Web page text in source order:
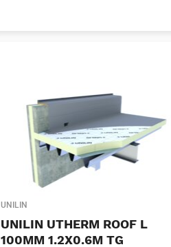
UNILIN
UNILIN UTHERM ROOF L
100MM 1.2X0.6M TG